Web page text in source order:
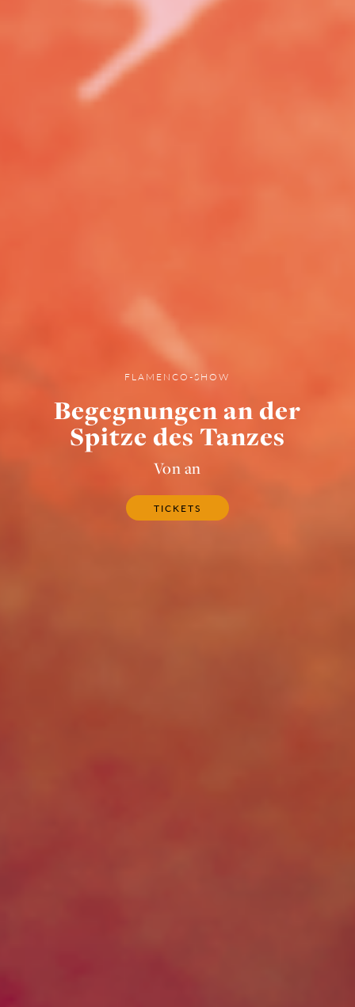
FLAMENCO-SHOW
Begegnungen an der
Spitze des Tanzes
Von an
TICKETS